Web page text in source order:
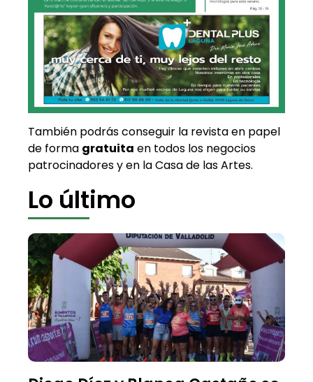
También podrás conseguir la revista en papel
de forma gratuita en todos los negocios
patrocinadores y en la Casa de las Artes.
Lo último